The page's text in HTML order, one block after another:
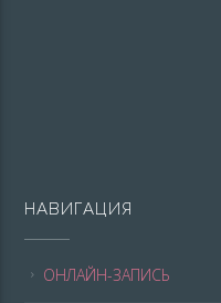
НАВИГАЦИЯ
ОНЛАЙН-ЗАПИСЬ